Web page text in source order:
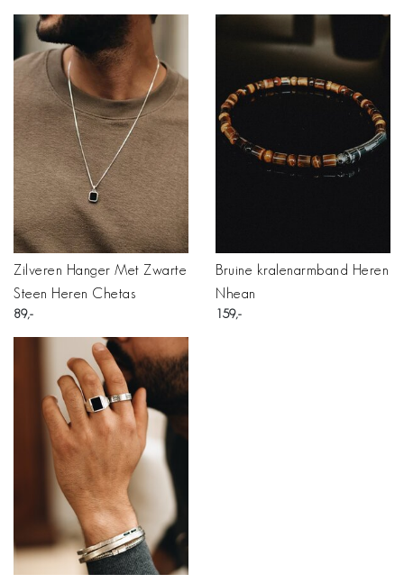
Zilveren Hanger Met Zwarte
Steen Heren Chetas
89
Bruine kralenarmband Heren
Nhean
159